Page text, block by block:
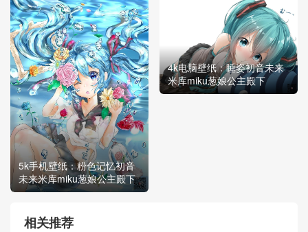
5k手机壁纸：粉色记忆初音
未来米库miku葱娘公主殿下
4k电脑壁纸：睡姿初音未来
米库miku葱娘公主殿下
相关推荐